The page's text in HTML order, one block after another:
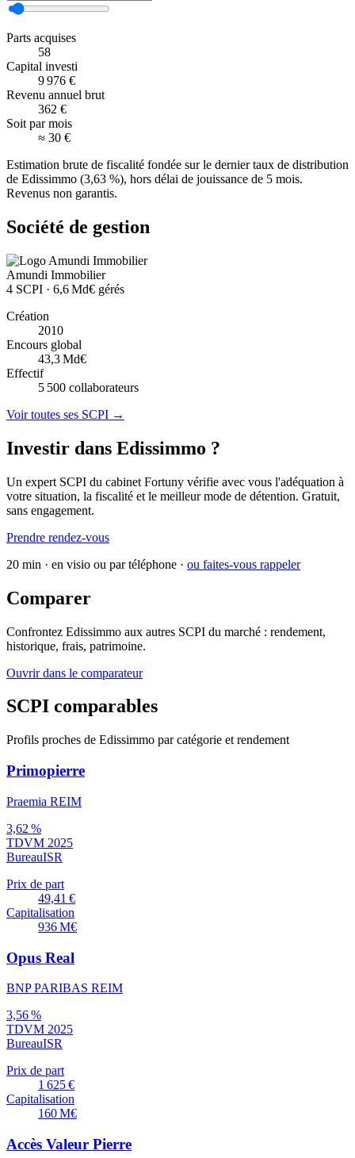
Parts acquises
58
Capital investi
9 976 €
Revenu annuel brut
362 €
Soit par mois
≈ 30 €
Estimation brute de fiscalité fondée sur le dernier taux de distribution
de Edissimmo (3,63 %), hors délai de jouissance de 5 mois.
Revenus non garantis.
Société de gestion
Amundi Immobilier
4 SCPI · 6,6 Md€ gérés
Création
2010
Encours global
43,3 Md€
Effectif
5 500 collaborateurs
Voir toutes ses SCPI →
Investir dans Edissimmo ?
Un expert SCPI du cabinet Fortuny vérifie avec vous l'adéquation à
votre situation, la fiscalité et le meilleur mode de détention. Gratuit,
sans engagement.
Prendre rendez-vous
20 min · en visio ou par téléphone · ou faites-vous rappeler
Comparer
Confrontez Edissimmo aux autres SCPI du marché : rendement,
historique, frais, patrimoine.
Ouvrir dans le comparateur
SCPI comparables
Profils proches de Edissimmo par catégorie et rendement
Primopierre
Praemia REIM
3,62 %
TDVM 2025
BureauISR
Prix de part
49,41 €
Capitalisation
936 M€
Opus Real
BNP PARIBAS REIM
3,56 %
TDVM 2025
BureauISR
Prix de part
1 625 €
Capitalisation
160 M€
Accès Valeur Pierre